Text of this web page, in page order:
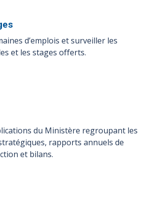
d’emplois et surveiller les
et les stages offerts.
du Ministère regroupant les
rapports annuels de
et bilans.